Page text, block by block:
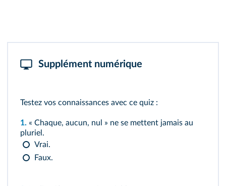
Supplément numérique
Testez vos connaissances avec ce quiz :
1. « Chaque, aucun, nul » ne se mettent jamais au
pluriel.
Vrai.
Faux.